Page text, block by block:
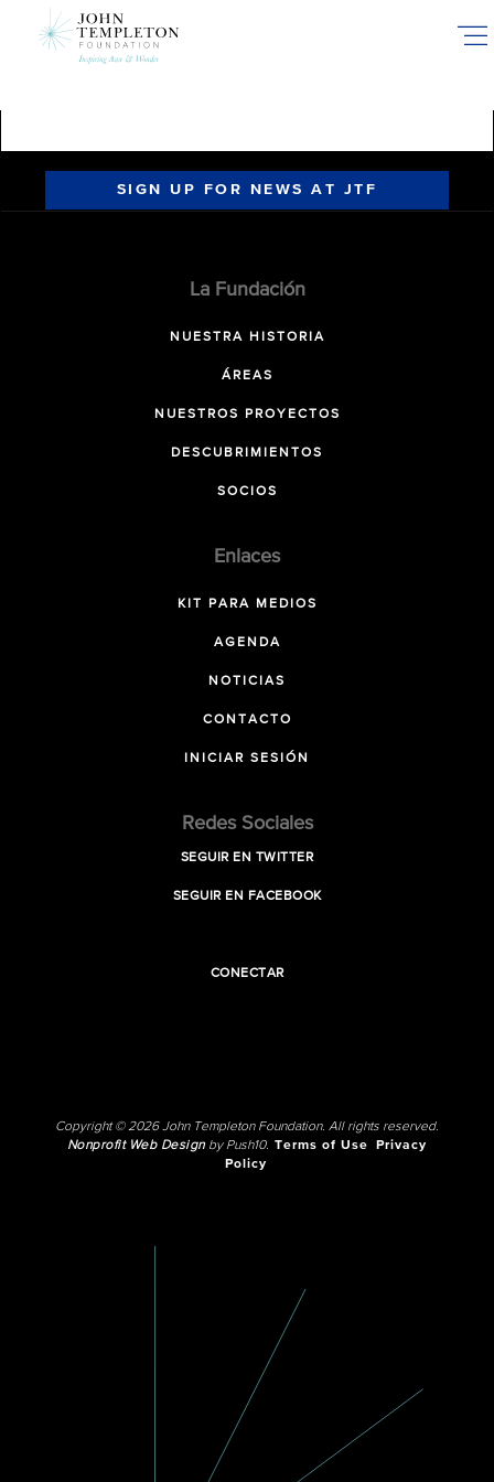
SIGN UP FOR NEWS AT JTF
La Fundación
NUESTRA HISTORIA
ÁREAS
NUESTROS PROYECTOS
DESCUBRIMIENTOS
SOCIOS
Enlaces
KIT PARA MEDIOS
AGENDA
NOTICIAS
CONTACTO
INICIAR SESIÓN
Redes Sociales
SEGUIR EN TWITTER
SEGUIR EN FACEBOOK
CONECTAR
Copyright © 2026 John Templeton Foundation. All rights reserved.
Nonprofit Web Designby Push10. Terms of Use
Privacy
Policy